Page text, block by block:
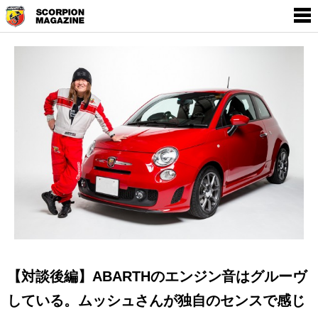
EMPOWERMENT BY
【対談後編】ABARTHのエンジン音はグルーヴ
している。ムッシュさんが独自のセンスで感じ